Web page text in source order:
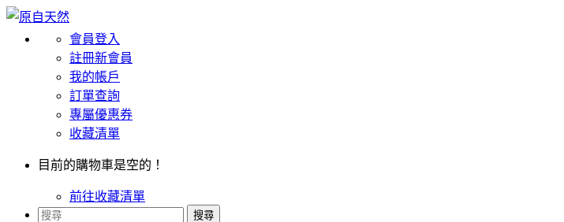
會員登入
註冊新會員
我的帳戶
訂單查詢
專屬優惠券
收藏清單
目前的購物車是空的！
前往收藏清單
搜尋